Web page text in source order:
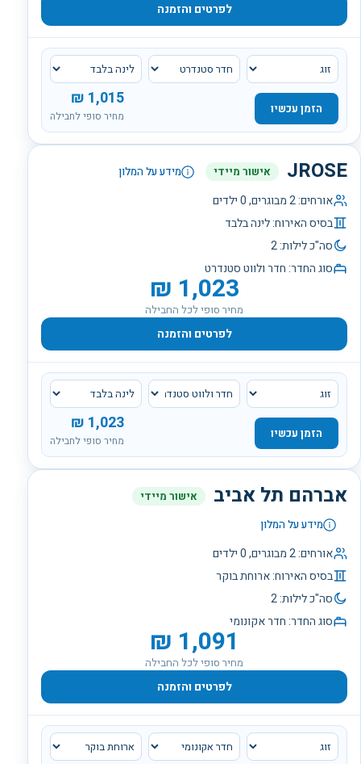
לפרטים והזמנה
1,015
₪
מחיר סופי לחבילה
הזמן עכשיו
JROSE אישור מיידי מידע על המלון
אורחים:2מבוגרים,0ילדים
בסיס האירוח:לינה בלבד
סה"כ לילות:2
סוג החדר:חדר ולווט סטנדרט
1,023
₪
מחיר סופי לכל החבילה
לפרטים והזמנה
1,023
₪
מחיר סופי לחבילה
הזמן עכשיו
אברהם תל אביב
אישור מיידי
מידע על המלון
אורחים:2מבוגרים,0ילדים
בסיס האירוח:ארוחת בוקר
סה"כ לילות:2
סוג החדר:חדר אקונומי
1,091
₪
מחיר סופי לכל החבילה
לפרטים והזמנה